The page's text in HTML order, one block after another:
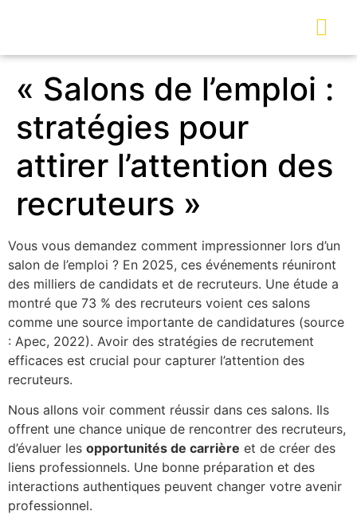
« Salons de l’emploi :
stratégies pour
attirer l’attention des
recruteurs »
Vous vous demandez comment impressionner lors d’un
salon de l’emploi ? En 2025, ces événements réuniront
des milliers de candidats et de recruteurs. Une étude a
montré que 73 % des recruteurs voient ces salons
comme une source importante de candidatures (source
: Apec, 2022). Avoir des stratégies de recrutement
efficaces est crucial pour capturer l’attention des
recruteurs.
Nous allons voir comment réussir dans ces salons. Ils
offrent une chance unique de rencontrer des recruteurs,
d’évaluer les opportunités de carrière et de créer des
liens professionnels. Une bonne préparation et des
interactions authentiques peuvent changer votre avenir
professionnel.